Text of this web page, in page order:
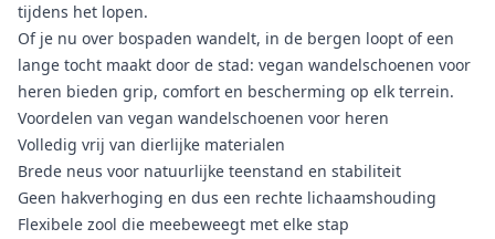
tijdens het lopen.
Of je nu over bospaden wandelt, in de bergen loopt of een
lange tocht maakt door de stad: vegan wandelschoenen voor
heren bieden grip, comfort en bescherming op elk terrein.
Voordelen van vegan wandelschoenen voor heren
Volledig vrij van dierlijke materialen
Brede neus voor natuurlijke teenstand en stabiliteit
Geen hakverhoging en dus een rechte lichaamshouding
Flexibele zool die meebeweegt met elke stap